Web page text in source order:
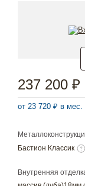
Бастион Классик
Внутренняя
237 200 ₽
от 23 720 ₽ в мес.